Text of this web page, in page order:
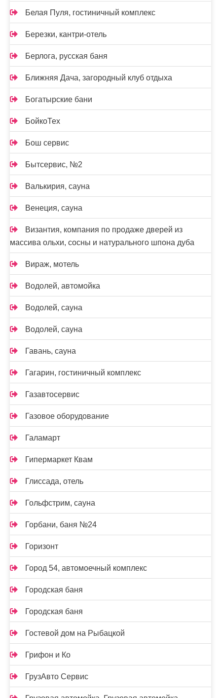
Белая Пуля, гостиничный комплекс
Березки, кантри-отель
Берлога, русская баня
Ближняя Дача, загородный клуб отдыха
Богатырские бани
БойкоТех
Бош сервис
Бытсервис, №2
Валькирия, сауна
Венеция, сауна
Византия, компания по продаже дверей из
массива ольхи, сосны и натурального шпона дуба
Вираж, мотель
Водолей, автомойка
Водолей, сауна
Водолей, сауна
Гавань, сауна
Гагарин, гостиничный комплекс
Газавтосервис
Газовое оборудование
Галамарт
Гипермаркет Квам
Глиссада, отель
Гольфстрим, сауна
Горбани, баня №24
Горизонт
Город 54, автомоечный комплекс
Городская баня
Городская баня
Гостевой дом на Рыбацкой
Грифон и Ко
ГрузАвто Сервис